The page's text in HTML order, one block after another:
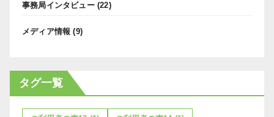
事務局インタビュー(22)
メディア情報 (9)
タグ一覧